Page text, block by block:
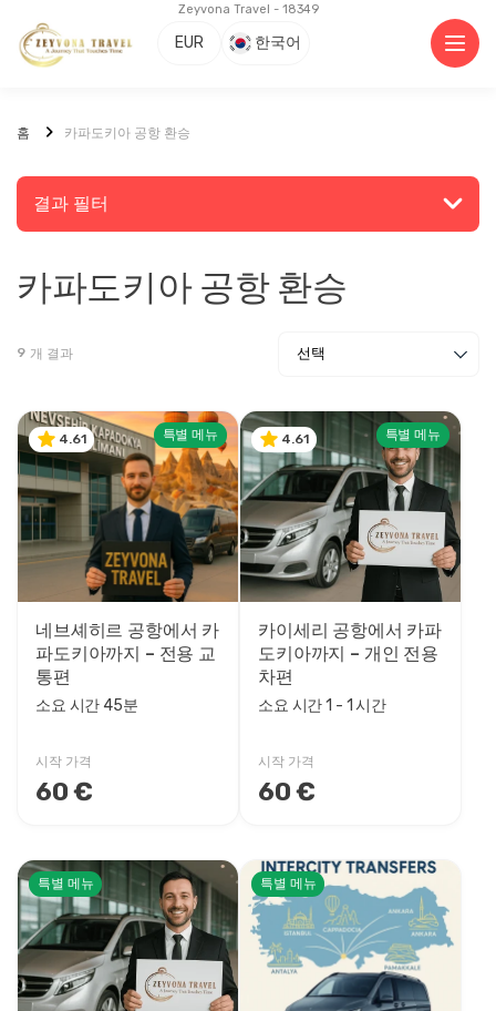
Zeyvona Travel - 18349
EUR 한국어
홈 카파도키아 공항 환승
결과 필터
장소 또는 활동 검색
탐색
가격대
0EUR 3460 EUR +
투어 소요 시간
45분
1 - 1 시간
1 - 2 시간
2 - 2 시간
2 - 3 시간
3시간
3 - 4 시간
5 - 6 시간
카파도키아 공항 환승
9 개 결과
4.61 특별 메뉴
네브셰히르 공항에서 카
파도키아까지 – 전용 교
통편
소요 시간 45분
시작 가격
60 €
4.61 특별 메뉴
카이세리 공항에서 카파
도키아까지 – 개인 전용
차편
소요 시간 1 - 1 시간
시작 가격
60 €
특별 메뉴 특별 메뉴